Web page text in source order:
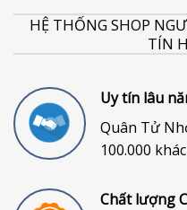
HỆ THỐNG SHOP
TÍN
Uy tín lâu
Quân Tử
100.000
Chất lượng